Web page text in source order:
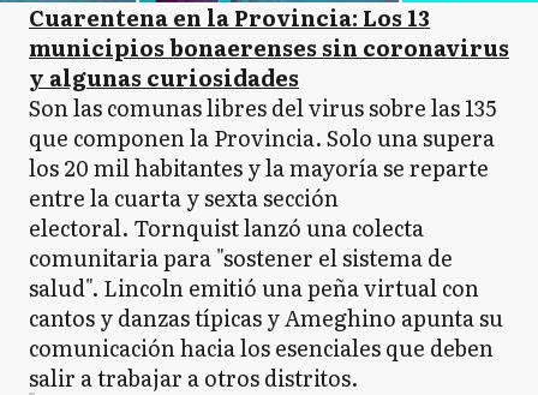
Cuarentena en la Provincia: Los 13
municipios bonaerenses sin coronavirus
y algunas curiosidades
Son las comunas libres del virus sobre las 135
que componen la Provincia. Solo una supera
los 20 mil habitantes y la mayoría se reparte
entre la cuarta y sexta sección
electoral. Tornquist lanzó una colecta
comunitaria para "sostener el sistema de
salud". Lincoln emitió una peña virtual con
cantos y danzas típicas y Ameghino apunta su
comunicación hacia los esenciales que deben
salir a trabajar a otros distritos.